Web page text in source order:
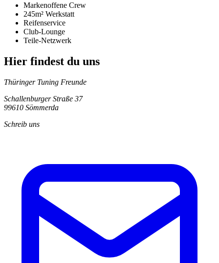
Markenoffene Crew
245m² Werkstatt
Reifenservice
Club-Lounge
Teile-Netzwerk
Hier findest du uns
Thüringer Tuning Freunde
Schallenburger Straße 37
99610 Sömmerda
Schreib uns